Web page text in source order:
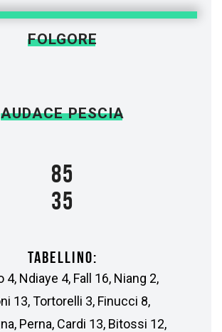
FOLGORE
AUDACE PESCIA
85
35
TABELLINO:
4, Ndiaye 4, Fall 16, Niang 2,
13, Tortorelli 3, Finucci 8,
Perna, Cardi 13, Bitossi 12,